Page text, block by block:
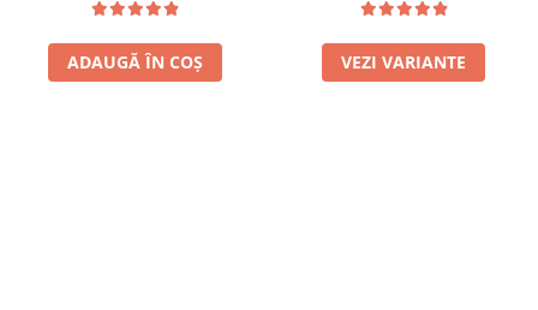
ADAUGĂ ÎN COȘ VEZI VARIANTE